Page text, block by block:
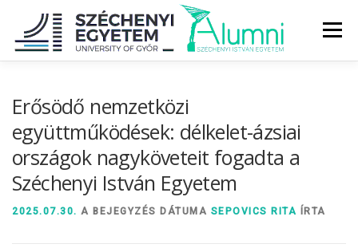
tartalomhoz
Menü
DIPLOMAÁTADÓ DIPLOMÁN TÚL
SZOLGÁLTATÁSOK ÉVFOLYAMOK
Erősödő nemzetközi
együttműködések: délkelet-ázsiai
országok nagyköveteit fogadta a
Széchenyi István Egyetem
2025.07.30. A BEJEGYZÉS DÁTUMA SEPOVICS RITA ÍRTA